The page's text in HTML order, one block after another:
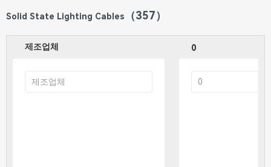
Solid State Lighting Cables （357）
제조업체 0